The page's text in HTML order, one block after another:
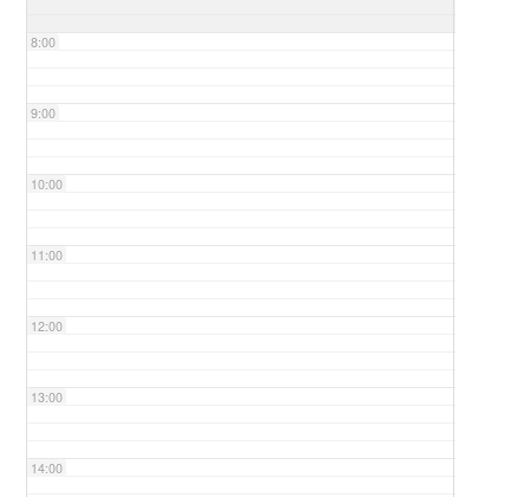
8:00
9:00
10:00
11:00
12:00
13:00
14:00